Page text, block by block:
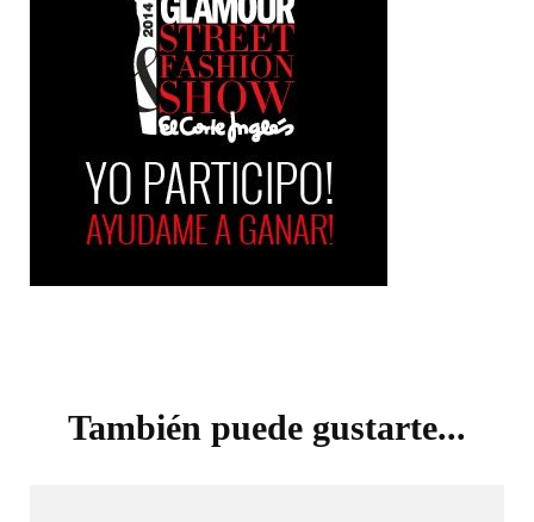
entradas
También puede gustarte...